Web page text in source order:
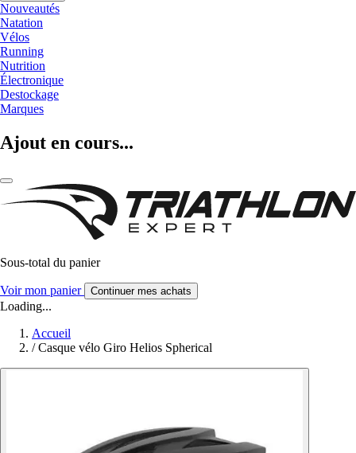
Nouveautés
Natation
Vélos
Running
Nutrition
Électronique
Destockage
Marques
Ajout en cours...
Sous-total du panier
Voir mon panier Continuer mes achats
Loading...
Accueil
/ Casque vélo Giro Helios Spherical